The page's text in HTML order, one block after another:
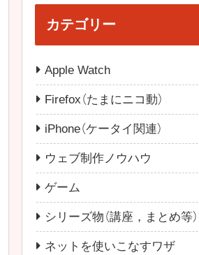
カテゴリー
Apple Watch
Firefox（たまにニコ動）
iPhone（ケータイ関連）
ウェブ制作ノウハウ
ゲーム
シリーズ物（講座，まとめ等）
ネットを使いこなすワザ